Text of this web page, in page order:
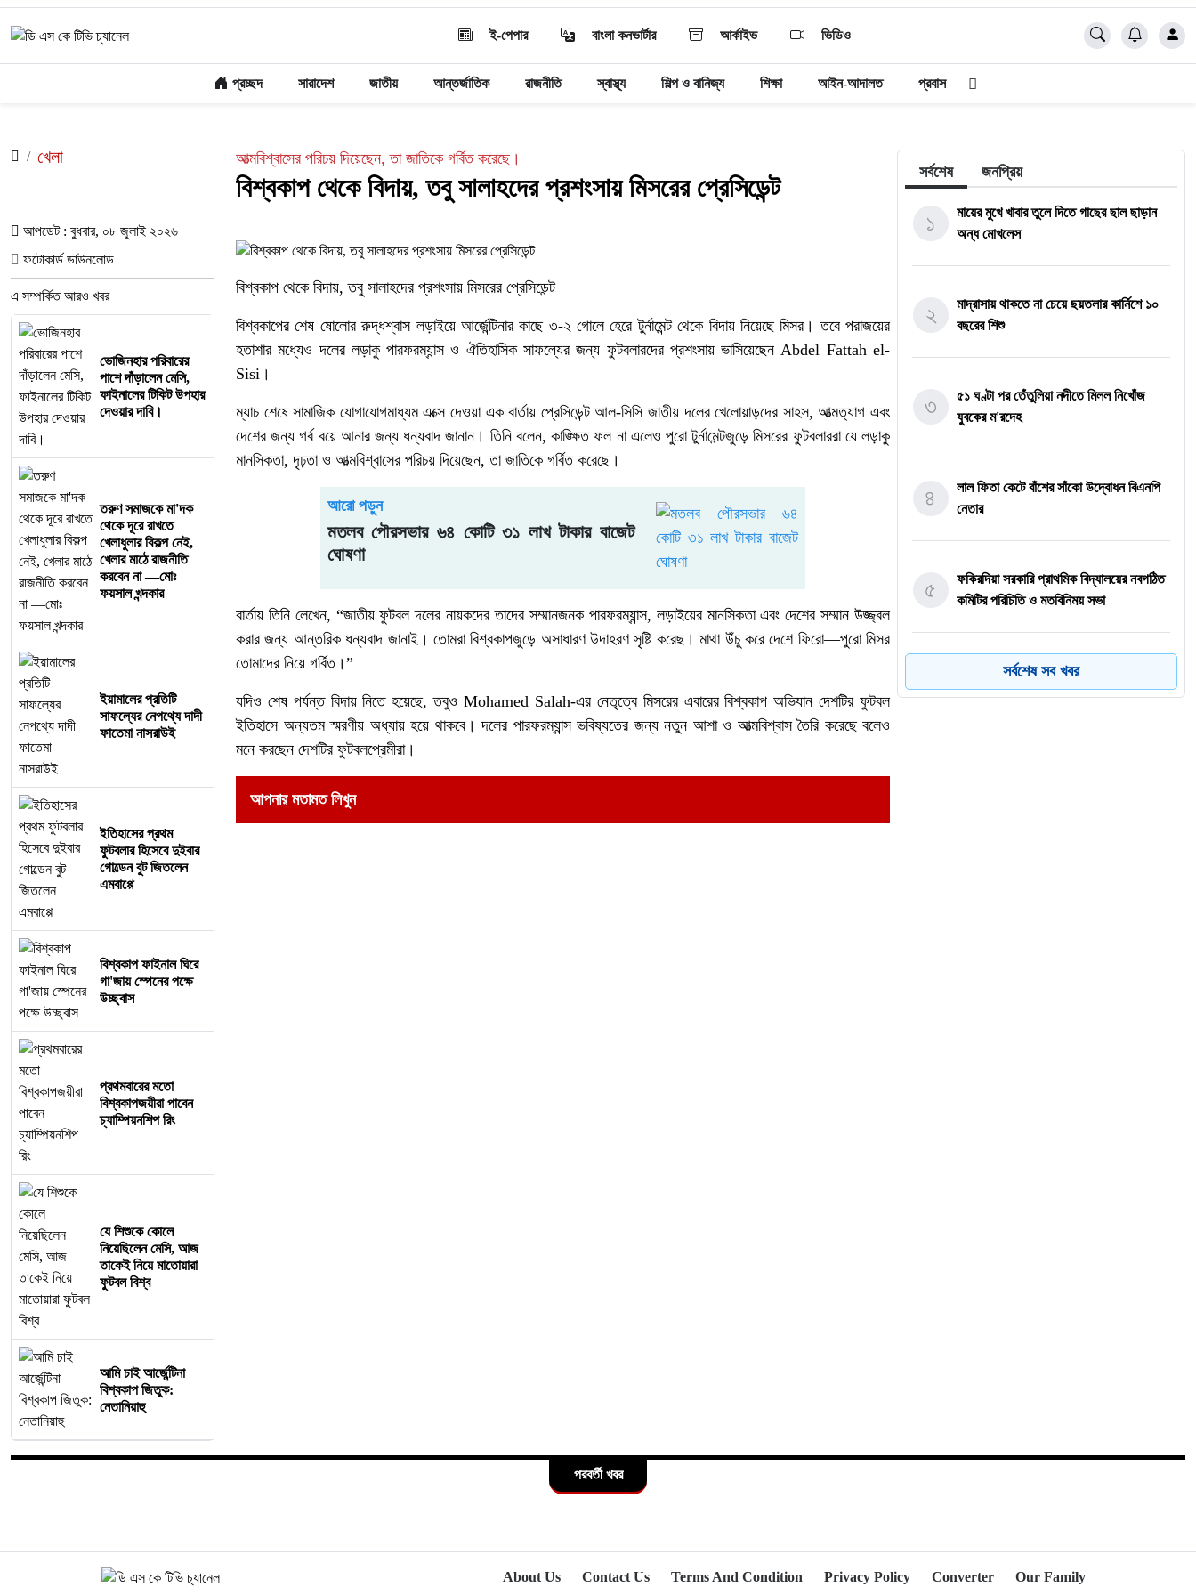
ই-পেপার বাংলা কনভার্টার আর্কাইভ ভিডিও
প্রচ্ছদ সারাদেশ জাতীয় আন্তর্জাতিক রাজনীতি স্বাস্থ্য শিল্প ও বানিজ্য শিক্ষা আইন-আদালত প্রবাস
খেলা
আপডেট : বুধবার, ০৮ জুলাই ২০২৬
ফটোকার্ড ডাউনলোড
এ সম্পর্কিত আরও খবর
ভোজিনহার পরিবারের
পাশে দাঁড়ালেন মেসি,
ফাইনালের টিকিট উপহার
দেওয়ার দাবি।
তরুণ সমাজকে মা'দক
থেকে দূরে রাখতে
খেলাধুলার বিকল্প নেই,
খেলার মাঠে রাজনীতি
করবেন না —মোঃ
ফয়সাল খন্দকার
ইয়ামালের প্রতিটি
সাফল্যের নেপথ্যে দাদী
ফাতেমা নাসরাউই
ইতিহাসের প্রথম
ফুটবলার হিসেবে দুইবার
গোল্ডেন বুট জিতলেন
এমবাপ্পে
বিশ্বকাপ ফাইনাল ঘিরে
গা'জায় স্পেনের পক্ষে
উচ্ছ্বাস
প্রথমবারের মতো
বিশ্বকাপজয়ীরা পাবেন
চ্যাম্পিয়নশিপ রিং
যে শিশুকে কোলে
নিয়েছিলেন মেসি, আজ
তাকেই নিয়ে মাতোয়ারা
ফুটবল বিশ্ব
আমি চাই আর্জেন্টিনা
বিশ্বকাপ জিতুক:
নেতানিয়াহু
আত্মবিশ্বাসের পরিচয় দিয়েছেন, তা জাতিকে গর্বিত করেছে।
বিশ্বকাপ থেকে বিদায়, তবু সালাহদের প্রশংসায় মিসরের প্রেসিডেন্ট
বিশ্বকাপ থেকে বিদায়, তবু সালাহদের প্রশংসায় মিসরের প্রেসিডেন্ট
বিশ্বকাপের শেষ ষোলোর রুদ্ধশ্বাস লড়াইয়ে আর্জেন্টিনার কাছে ৩-২ গোলে হেরে টুর্নামেন্ট থেকে বিদায় নিয়েছে মিসর। তবে পরাজয়ের
হতাশার মধ্যেও দলের লড়াকু পারফরম্যান্স ও ঐতিহাসিক সাফল্যের জন্য ফুটবলারদের প্রশংসায় ভাসিয়েছেন Abdel Fattah el-
Sisi।
ম্যাচ শেষে সামাজিক যোগাযোগমাধ্যম এক্সে দেওয়া এক বার্তায় প্রেসিডেন্ট আল-সিসি জাতীয় দলের খেলোয়াড়দের সাহস, আত্মত্যাগ এবং
দেশের জন্য গর্ব বয়ে আনার জন্য ধন্যবাদ জানান। তিনি বলেন, কাঙ্ক্ষিত ফল না এলেও পুরো টুর্নামেন্টজুড়ে মিসরের ফুটবলাররা যে লড়াকু
মানসিকতা, দৃঢ়তা ও আত্মবিশ্বাসের পরিচয় দিয়েছেন, তা জাতিকে গর্বিত করেছে।
আরো পড়ুন
মতলব পৌরসভার ৬৪ কোটি ৩১ লাখ টাকার বাজেট
ঘোষণা
বার্তায় তিনি লেখেন, “জাতীয় ফুটবল দলের নায়কদের তাদের সম্মানজনক পারফরম্যান্স, লড়াইয়ের মানসিকতা এবং দেশের সম্মান উজ্জ্বল
করার জন্য আন্তরিক ধন্যবাদ জানাই। তোমরা বিশ্বকাপজুড়ে অসাধারণ উদাহরণ সৃষ্টি করেছ। মাথা উঁচু করে দেশে ফিরো—পুরো মিসর
তোমাদের নিয়ে গর্বিত।”
যদিও শেষ পর্যন্ত বিদায় নিতে হয়েছে, তবুও Mohamed Salah-এর নেতৃত্বে মিসরের এবারের বিশ্বকাপ অভিযান দেশটির ফুটবল
ইতিহাসে অন্যতম স্মরণীয় অধ্যায় হয়ে থাকবে। দলের পারফরম্যান্স ভবিষ্যতের জন্য নতুন আশা ও আত্মবিশ্বাস তৈরি করেছে বলেও
মনে করছেন দেশটির ফুটবলপ্রেমীরা।
আপনার মতামত লিখুন
সর্বশেষ জনপ্রিয়
১
মায়ের মুখে খাবার তুলে দিতে গাছের ছাল ছাড়ান
অন্ধ মোখলেস
২
মাদ্রাসায় থাকতে না চেয়ে ছয়তলার কার্নিশে ১০
বছরের শিশু
৩
৫১ ঘণ্টা পর তেঁতুলিয়া নদীতে মিলল নিখোঁজ
যুবকের ম'রদেহ
৪
লাল ফিতা কেটে বাঁশের সাঁকো উদ্বোধন বিএনপি
নেতার
৫
ফকিরদিয়া সরকারি প্রাথমিক বিদ্যালয়ের নবগঠিত
কমিটির পরিচিতি ও মতবিনিময় সভা
৬
নদীভাঙনে মানুষের বসতবাড়ি, বাজার, মসজিদ,
মন্দির কিংবা শিক্ষাপ্রতিষ্ঠান রক্ষায় সরকার গুরুত্ব
সর্বশেষ সব খবর
পরবর্তী খবর
About Us Contact Us Terms And Condition Privacy Policy Converter Our Family